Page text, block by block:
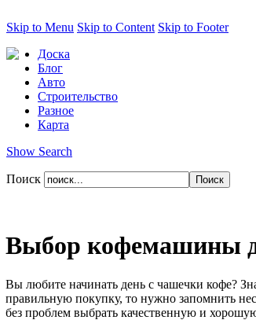
Skip to Menu Skip to Content Skip to Footer
Доска
Блог
Авто
Строительство
Разное
Карта
Show Search
Поиск
Выбор кофемашины
Вы любите начинать день с чашечки кофе?
правильную покупку, то нужно запомнить
без проблем выбрать качественную и